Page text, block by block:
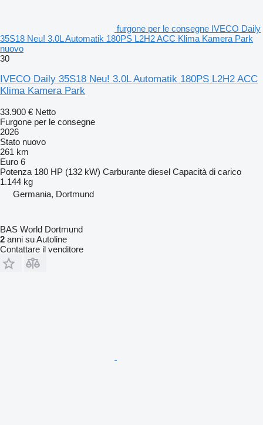
furgone per le consegne IVECO Daily
35S18 Neu! 3.0L Automatik 180PS L2H2 ACC Klima Kamera Park
nuovo
30
IVECO Daily 35S18 Neu! 3.0L Automatik 180PS L2H2 ACC
Klima Kamera Park
33.900 € Netto
Furgone per le consegne
2026
Stato nuovo
261 km
Euro 6
Potenza 180 HP (132 kW) Carburante diesel Capacità di carico
1.144 kg
Germania, Dortmund
BAS World Dortmund
2 anni su Autoline
Contattare il venditore